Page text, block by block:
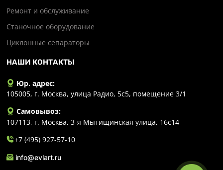
Ремонт и обслуживание
Станочное оборудование
Циклонные сепараторы
НАШИ КОНТАКТЫ
Юр. адрес:
105005, г. Москва, улица Радио, 5с5, помещение 3/1
Самовывоз:
107113, г. Москва, 3-я Мытищинская улица, 16с14
+7 (495) 927-57-10
info@evlart.ru